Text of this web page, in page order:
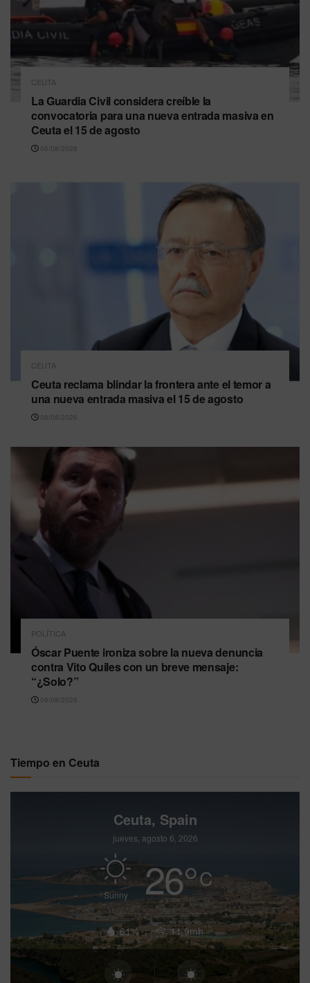
CEUTA
La Guardia Civil considera creíble la
convocatoria para una nueva entrada masiva en
Ceuta el 15 de agosto
06/08/2026
CEUTA
Ceuta reclama blindar la frontera ante el temor a
una nueva entrada masiva el 15 de agosto
06/08/2026
POLÍTICA
Óscar Puente ironiza sobre la nueva denuncia
contra Vito Quiles con un breve mensaje:
“¿Solo?”
06/08/2026
Tiempo en Ceuta
Ceuta, Spain
jueves, agosto 6, 2026
Sunny 26°C
61% 11.9mh